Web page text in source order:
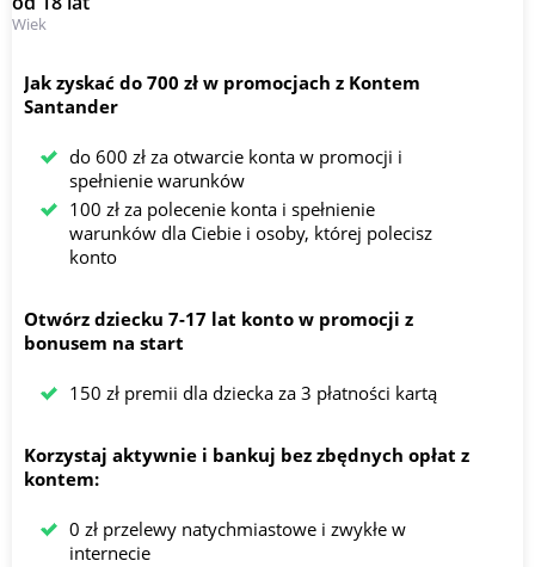
Wiek
Jak zyskać do 700 zł w promocjach z Kontem
Santander
do 600 zł za otwarcie konta w promocji i
spełnienie warunków
100 zł za polecenie konta i spełnienie
warunków dla Ciebie i osoby, której polecisz
konto
Otwórz dziecku 7-17 lat konto w promocji z
bonusem na start
150 zł premii dla dziecka za 3 płatności kartą
Korzystaj aktywnie i bankuj bez zbędnych opłat z
kontem:
0 zł przelewy natychmiastowe i zwykłe w
internecie